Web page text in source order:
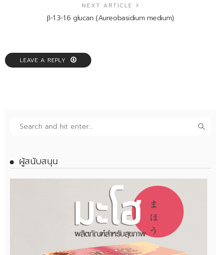
NEXT ARTICLE
β-1.3-1.6 glucan (Aureobasidium medium)
LEAVE A REPLY
ผู้สนับสนุน